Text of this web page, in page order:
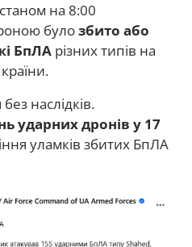
на 8:00
булозбито або
БпЛА різних типів на
країни.
наслідків.
ударних дронів у 17
уламків збитих БпЛА